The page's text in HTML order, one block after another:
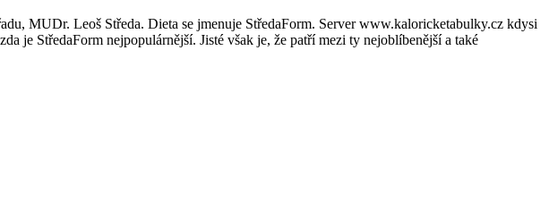
MUDr. Leoš Středa. Dieta se jmenuje StředaForm. Server www.kaloricketabulky.cz kdysi
je StředaForm nejpopulárnější. Jisté však je, že patří mezi ty nejoblíbenější a také